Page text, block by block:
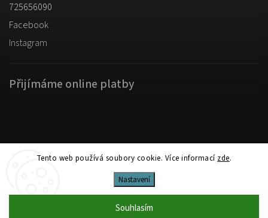
Tento web používá soubory cookie. Více informací zde.
Nastavení
Souhlasím
725656090
Facebook
Instagram
Přijímáme online platby
Copyright 2026pixada.cz. Všechna práva vyhrazena.
Upravit nastavení cookies
Shoptet| DesignShoptak.cz